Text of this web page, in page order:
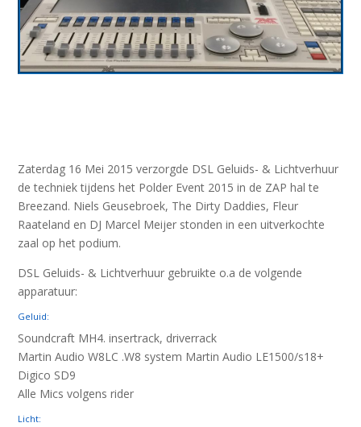
Zaterdag 16 Mei 2015 verzorgde DSL Geluids- & Lichtverhuur
de techniek tijdens het Polder Event 2015 in de ZAP hal te
Breezand. Niels Geusebroek, The Dirty Daddies, Fleur
Raateland en DJ Marcel Meijer stonden in een uitverkochte
zaal op het podium.
DSL Geluids- & Lichtverhuur gebruikte o.a de volgende
apparatuur:
Geluid:
Soundcraft MH4. insertrack, driverrack
Martin Audio W8LC .W8 system Martin Audio LE1500/s18+
Digico SD9
Alle Mics volgens rider
Licht: